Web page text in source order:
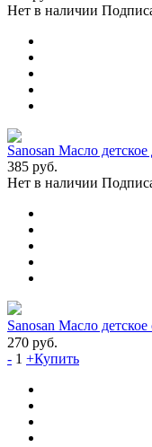
Нет в наличии
Sanosan Масло
385 руб.
Нет в наличии
Sanosan Масло
270 руб.
- 1 +Купить